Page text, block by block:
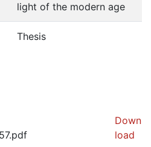
light of the modern age
Thesis
Down
load